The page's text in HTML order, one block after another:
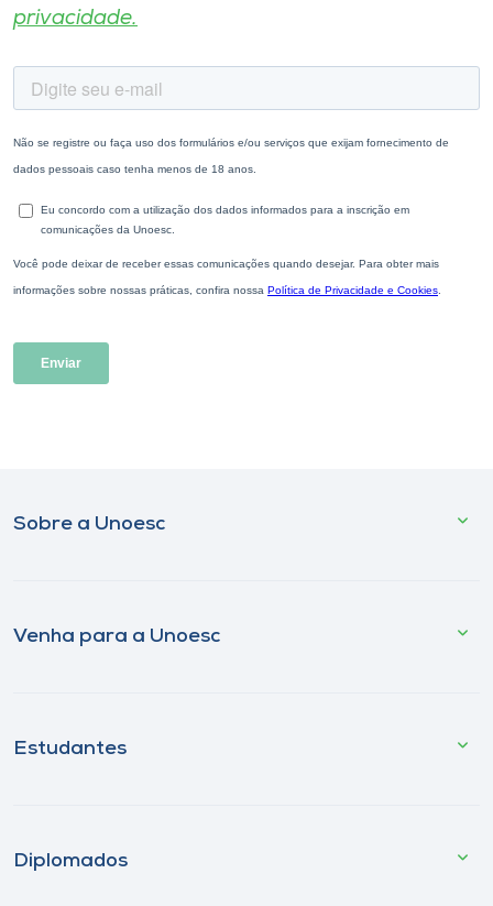
privacidade.
Sobre a Unoesc
Venha para a Unoesc
Estudantes
Diplomados